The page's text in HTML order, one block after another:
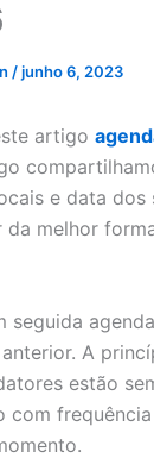
/junho 6, 2023
artigo
e data dos
da melhor
seguida
A
estão
com